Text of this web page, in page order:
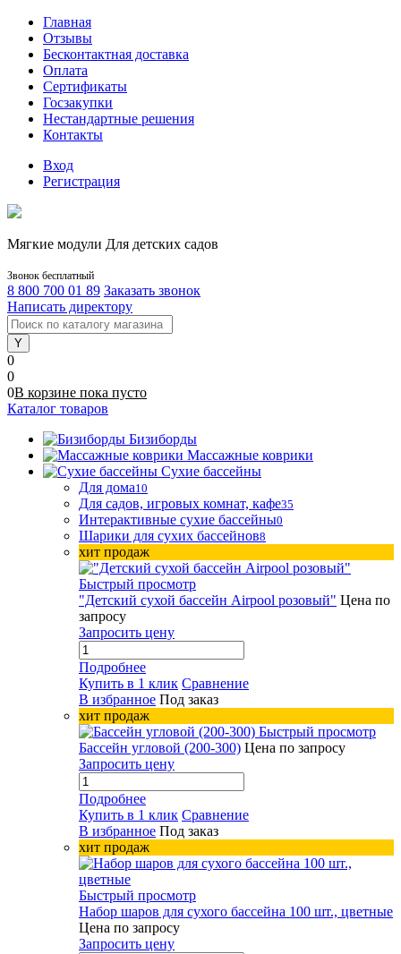
Главная
Отзывы
Бесконтактная доставка
Оплата
Сертификаты
Госзакупки
Нестандартные решения
Контакты
Вход
Регистрация
Мягкие модули Для детских садов
Звонок бесплатный
8 800 700 01 89 Заказать звонок
Написать директору
0
0
0В корзине пока пусто
Каталог товаров
Бизиборды
Массажные коврики
Сухие бассейны
Для дома10
Для садов, игровых комнат, кафе35
Интерактивные сухие бассейны0
Шарики для сухих бассейнов8
хит продаж
Быстрый просмотр
"Детский сухой бассейн Airpool розовый" Цена по
запросу
Запросить цену
Подробнее
Купить в 1 клик Сравнение
В избранное Под заказ
хит продаж
Быстрый просмотр
Бассейн угловой (200-300) Цена по запросу
Запросить цену
Подробнее
Купить в 1 клик Сравнение
В избранное Под заказ
хит продаж
Быстрый просмотр
Набор шаров для сухого бассейна 100 шт., цветные
Цена по запросу
Запросить цену